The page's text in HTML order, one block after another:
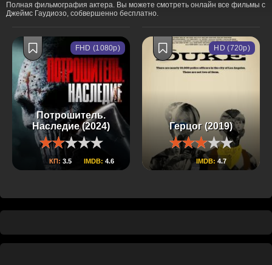
Полная фильмография актера. Вы можете смотреть онлайн все фильмы с
Джеймс Гаудиозо, собвершенно бесплатно.
Потрошитель.
Наследие (2024)
КП: 3.5 IMDB: 4.6
FHD (1080p)
Герцог (2019)
IMDB: 4.7
HD (720p)